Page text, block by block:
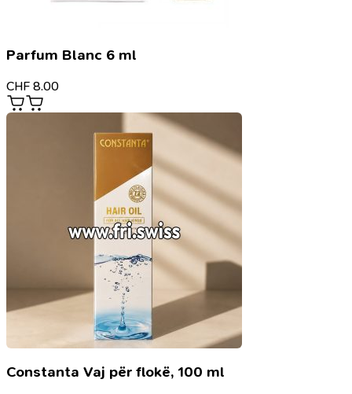
Parfum Blanc 6 ml
CHF 8.00
Constanta Vaj për flokë, 100 ml